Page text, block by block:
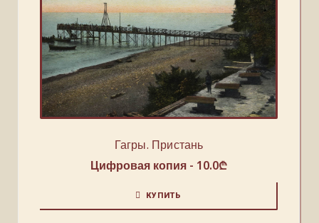
Гагры. Пристань
Цифровая копия - 10.0₾
КУПИТЬ